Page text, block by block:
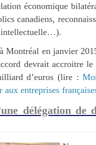
économique
canadiens,
intellectuelle…).
Montréal en janvier
devrait accroitre
d’euros (lire :
entreprises
délégation de